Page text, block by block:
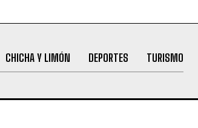
CHICHA Y LIMÓN DEPORTES TURISMO